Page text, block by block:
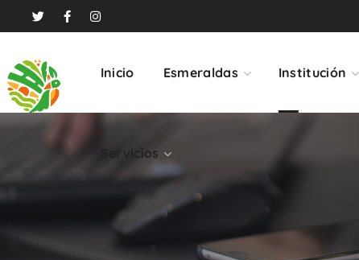
Inicio Esmeraldas Institución
Servicios